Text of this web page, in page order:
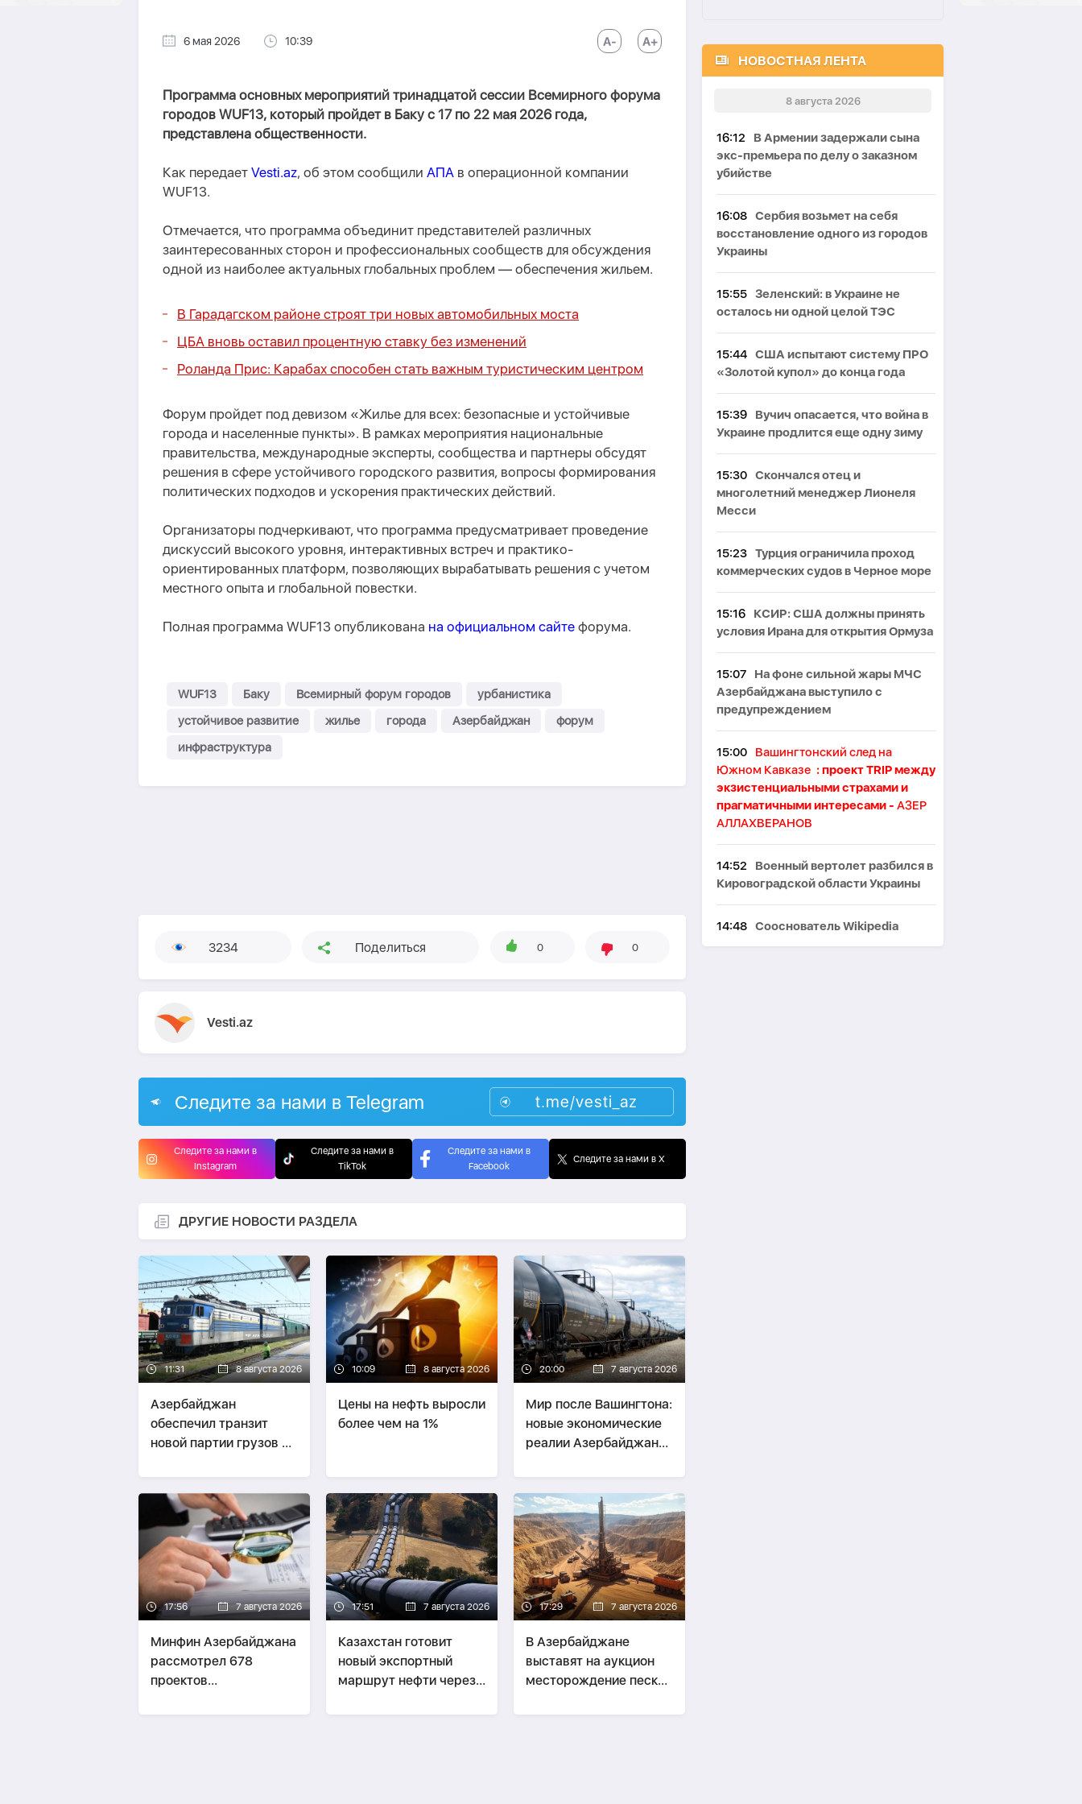
6 мая 2026 10:39
Программа основных мероприятий тринадцатой сессии Всемирного форума
городов WUF13, который пройдет в Баку с 17 по 22 мая 2026 года,
представлена общественности.
Как передает Vesti.az, об этом сообщили АПА в операционной компании
WUF13.
Отмечается, что программа объединит представителей различных
заинтересованных сторон и профессиональных сообществ для обсуждения
одной из наиболее актуальных глобальных проблем — обеспечения жильем.
В Гарадагском районе строят три новых автомобильных моста
ЦБА вновь оставил процентную ставку без изменений
Роланда Прис: Карабах способен стать важным туристическим центром
Форум пройдет под девизом «Жилье для всех: безопасные и устойчивые
города и населенные пункты». В рамках мероприятия национальные
правительства, международные эксперты, сообщества и партнеры обсудят
решения в сфере устойчивого городского развития, вопросы формирования
политических подходов и ускорения практических действий.
Организаторы подчеркивают, что программа предусматривает проведение
дискуссий высокого уровня, интерактивных встреч и практико-
ориентированных платформ, позволяющих вырабатывать решения с учетом
местного опыта и глобальной повестки.
Полная программа WUF13 опубликована на официальном сайте форума.
WUF13 Баку Всемирный форум городов
урбанистика
устойчивое развитие
жилье города Азербайджан
форум
инфраструктура
3234 Поделиться 0 0
Vesti.az
Следите за нами в Telegram t.me/vesti_az
Следите за нами в
Instagram
Следите за нами в
TikTok
Следите за нами в
Facebook
Следите за нами в X
ДРУГИЕ НОВОСТИ РАЗДЕЛА
11:31 8 августа 2026
Азербайджан
обеспечил транзит
новой партии грузов из
ФОТО
10:09 8 августа 2026
Цены на нефть выросли
более чем на 1%
20:00 7 августа 2026
Мир после Вашингтона:
новые экономические
реалии Азербайджана
СТРАТЕГИЯ
17:56 7 августа 2026
Минфин Азербайджана
рассмотрел 678
проектов
17:51 7 августа 2026
Казахстан готовит
новый экспортный
маршрут нефти через
17:29 7 августа 2026
В Азербайджане
выставят на аукцион
месторождение песка
НОВОСТНАЯ ЛЕНТА
8 августа 2026
16:12
В Армении задержали сына
экс-премьера по делу о заказном
убийстве
16:08 Сербия возьмет на себя
восстановление одного из городов
Украины
15:55 Зеленский: в Украине не
осталось ни одной целой ТЭС
15:44 США испытают систему ПРО
«Золотой купол» до конца года
15:39
Вучич опасается, что война в
Украине продлится еще одну зиму
15:30 Скончался отец и
многолетний менеджер Лионеля
Месси
15:23 Турция ограничила проход
коммерческих судов в Черное море
15:16
КСИР: США должны принять
условия Ирана для открытия Ормуза
15:07
На фоне сильной жары МЧС
Азербайджана выступило с
предупреждением
15:00
Вашингтонский след на
Южном Кавказе : проект TRIP между
экзистенциальными страхами и
прагматичными интересами - АЗЕР
АЛЛАХВЕРАНОВ
14:52
Военный вертолет разбился в
Кировоградской области Украины
14:48 Сооснователь Wikipedia
заявил об использовании